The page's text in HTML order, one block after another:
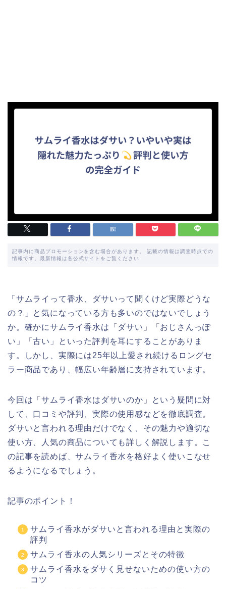
記事内に商品プロモーションを含む場合があります。 記載の情報は調査時点での
情報です。最新情報は各公式サイトをご覧ください
「サムライって香水、ダサいって聞くけど実際どうな
の？」と気になっている方も多いのではないでしょう
か。確かにサムライ香水は「ダサい」「おじさんっぽ
い」「古い」といった評判を耳にすることがありま
す。しかし、実際には25年以上愛され続けるロングセ
ラー商品であり、幅広い年齢層に支持されています。
今回は「サムライ香水はダサいのか」という疑問に対
して、口コミや評判、実際の使用感などを徹底調査。
ダサいと言われる理由だけでなく、その魅力や適切な
使い方、人気の商品についても詳しく解説します。こ
の記事を読めば、サムライ香水を格好よく使いこなせ
るようになるでしょう。
記事のポイント！
サムライ香水がダサいと言われる理由と実際の
評判
サムライ香水の人気シリーズとその特徴
サムライ香水をダサく見せないための使い方の
コツ